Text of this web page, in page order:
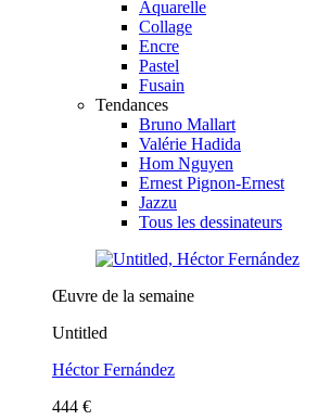
Aquarelle
Collage
Encre
Pastel
Fusain
Tendances
Bruno Mallart
Valérie Hadida
Hom Nguyen
Ernest Pignon-Ernest
Jazzu
Tous les dessinateurs
Œuvre de la semaine
Untitled
Héctor Fernández
444 €